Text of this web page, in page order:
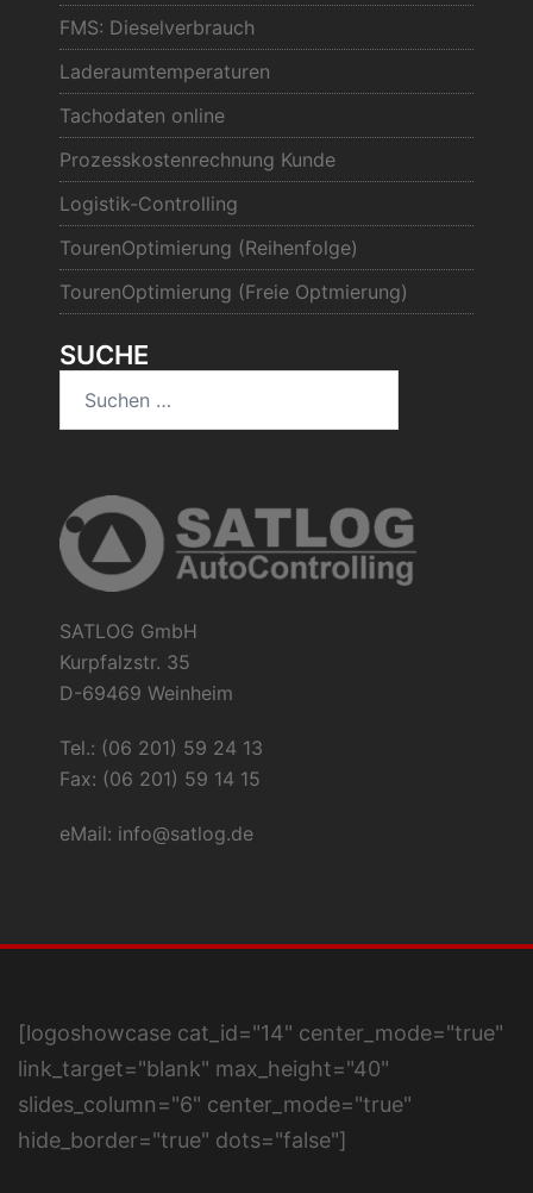
FMS: Dieselverbrauch
Laderaumtemperaturen
Tachodaten online
Prozesskostenrechnung Kunde
Logistik-Controlling
TourenOptimierung (Reihenfolge)
TourenOptimierung (Freie Optmierung)
SUCHE
SATLOG GmbH
Kurpfalzstr. 35
D-69469 Weinheim
Tel.: (06 201) 59 24 13
Fax: (06 201) 59 14 15
eMail: info@satlog.de
[logoshowcase cat_id="14" center_mode="true"
link_target="blank" max_height="40"
slides_column="6" center_mode="true"
hide_border="true" dots="false"]